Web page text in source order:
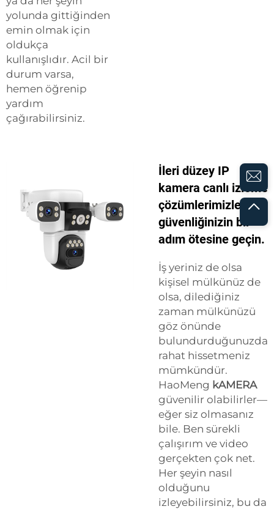
yolunda gittiğinden
emin olmak için
oldukça
kullanışlıdır. Acil bir
durum varsa,
hemen öğrenip
yardım
çağırabilirsiniz.
İleri düzey IP
kamera canlı izleme
çözümlerimizle
güvenliğinizin bir
adım ötesine geçin.
İş yeriniz de olsa
kişisel mülkünüz de
olsa, dilediğiniz
zaman mülkünüzü
göz önünde
bulundurduğunuzda
rahat hissetmeniz
mümkündür.
HaoMeng kAMERA
güvenilir olabilirler—
eğer siz olmasanız
bile. Ben sürekli
çalışırım ve video
gerçekten çok net.
Her şeyin nasıl
olduğunu
izleyebilirsiniz, bu da